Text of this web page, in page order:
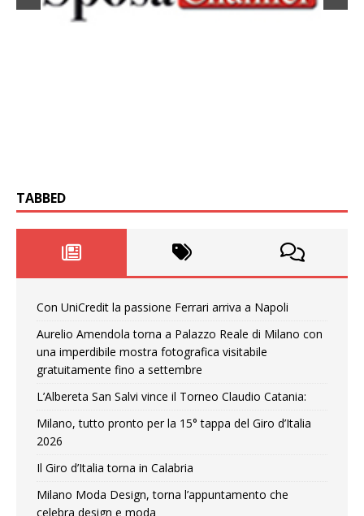
TABBED
Con UniCredit la passione Ferrari arriva a Napoli
Aurelio Amendola torna a Palazzo Reale di Milano con
una imperdibile mostra fotografica visitabile
gratuitamente fino a settembre
L’Albereta San Salvi vince il Torneo Claudio Catania:
Milano, tutto pronto per la 15° tappa del Giro d’Italia
2026
Il Giro d’Italia torna in Calabria
Milano Moda Design, torna l’appuntamento che
celebra design e moda